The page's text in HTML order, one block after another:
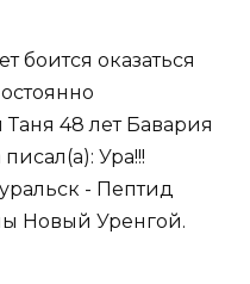
боится оказаться
48 лет Бавария
Ура!!!
- Пептид
Новый Уренгой.